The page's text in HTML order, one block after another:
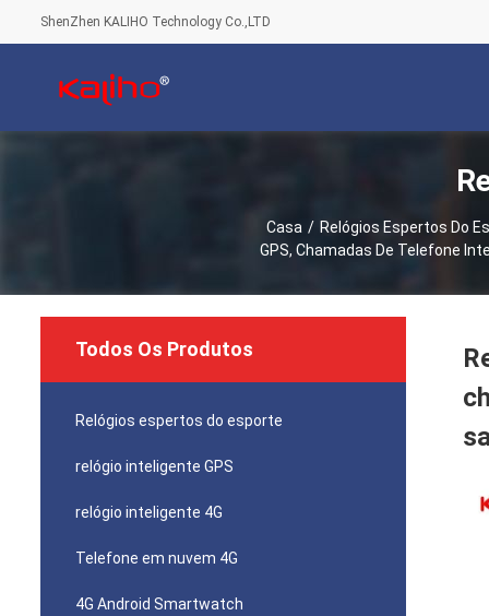
ShenZhen KALIHO Technology Co.,LTD
Casa / Relógios Espertos Do
GPS, Chamadas De Telefone
Todos Os Produtos
Relógios espertos do esporte
relógio inteligente GPS
relógio inteligente 4G
Telefone em nuvem 4G
4G Android Smartwatch